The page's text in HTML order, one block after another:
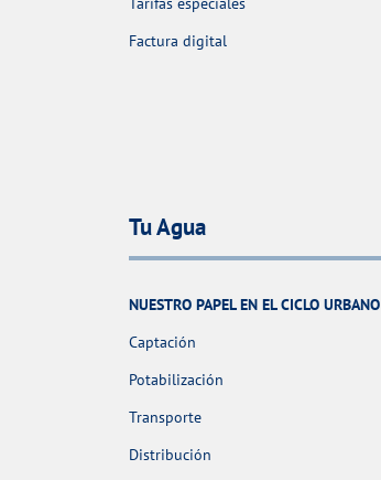
Factura digital
Tu Agua
NUESTRO PAPEL EN EL CICLO URBANO
Captación
Potabilización
Transporte
Distribución